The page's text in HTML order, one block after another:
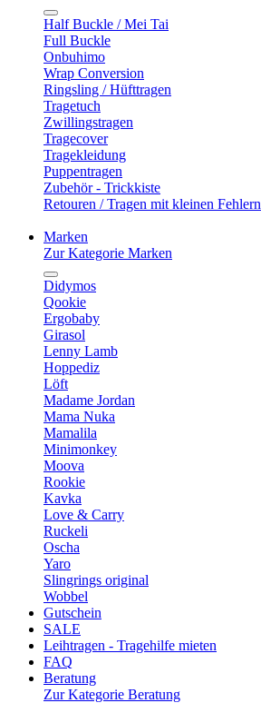
Half Buckle / Mei Tai
Full Buckle
Onbuhimo
Wrap Conversion
Ringsling / Hüfttragen
Tragetuch
Zwillingstragen
Tragecover
Tragekleidung
Puppentragen
Zubehör - Trickkiste
Retouren / Tragen mit kleinen Fehlern
Marken
Zur Kategorie Marken
Didymos
Qookie
Ergobaby
Girasol
Lenny Lamb
Hoppediz
Löft
Madame Jordan
Mama Nuka
Mamalila
Minimonkey
Moova
Rookie
Kavka
Love & Carry
Ruckeli
Oscha
Yaro
Slingrings original
Wobbel
Gutschein
SALE
Leihtragen - Tragehilfe mieten
FAQ
Beratung
Zur Kategorie Beratung